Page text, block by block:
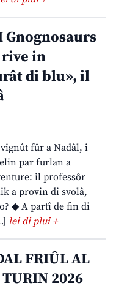
Gnognosaurs
rive in
di blu», il
fûr a Nadâl, i
par furlan a
il professôr
a provin di svolâ,
◆ A partî de fin di
lei di plui +
FRIÛL AL
2026